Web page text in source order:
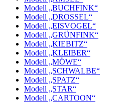
Modell „BUCHFINK“
Modell „DROSSEL“
Modell „EISVOGEL“
Modell „GRÜNFINK“
Modell „KIEBITZ“
Modell „KLEIBER“
Modell „MÖWE“
Modell „SCHWALBE“
Modell „SPATZ“
Modell „STAR“
Modell „CARTOON“